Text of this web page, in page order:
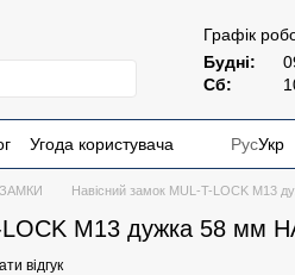
Графік
Будні:
Сб:
Угода користувача РусУкр
Навісний замок MUL-T-LOCK М13
LOCK М13 дужка 58 мм
відгук